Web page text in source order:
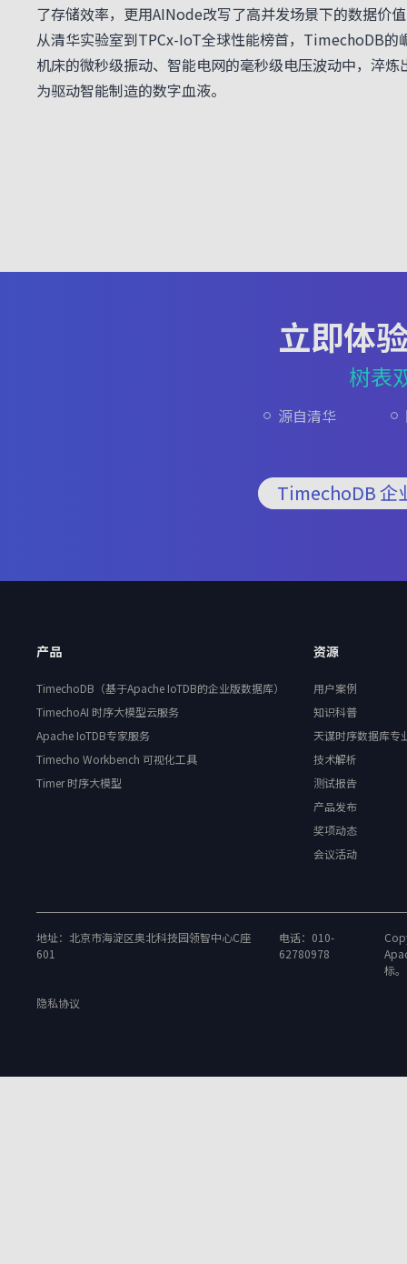
了存储效率，更用AINode改写了高并发场景下的数据价
从清华实验室到TPCx-IoT全球性能榜首，TimechoDB
机床的微秒级振动、智能电网的毫秒级电压波动中，淬
为驱动智能制造的数字血液。
立即体
树表
源自清华
TimechoDB 企
产品
TimechoDB（基于Apache IoTDB的企业版数据库）
TimechoAI 时序大模型云服务
Apache IoTDB专家服务
Timecho Workbench 可视化工具
Timer 时序大模型
资源
用户案例
知识科普
天谋时序数据库专
技术解析
测试报告
产品发布
奖项动态
会议活动
地址：北京市海淀区奥北科技园领智中心C座
601
电话：010-
62780978
标。
隐私协议